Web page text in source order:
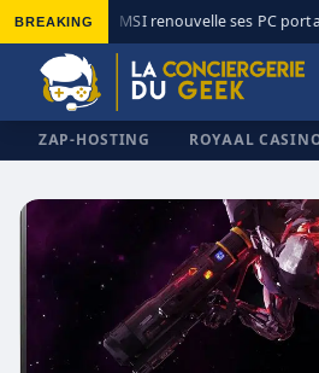
BREAKING MSI renouvelle ses PC
ZAP-HOSTING ROYAAL